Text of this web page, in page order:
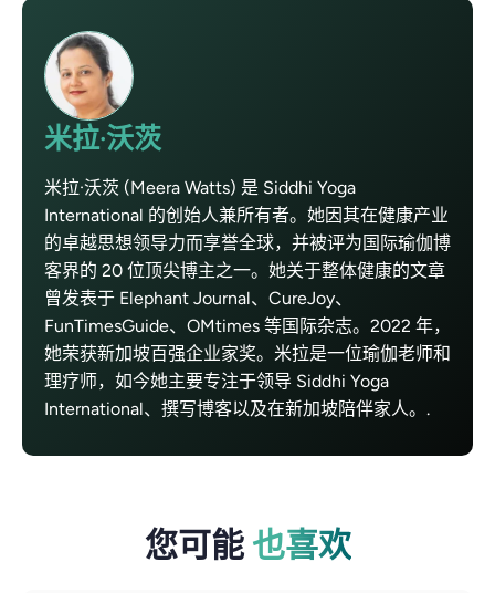
米拉·沃茨
米拉·沃茨 (Meera Watts) 是 Siddhi Yoga
International 的创始人兼所有者。她因其在健康产业
的卓越思想领导力而享誉全球，并被评为国际瑜伽博
客界的 20 位顶尖博主之一。她关于整体健康的文章
曾发表于 Elephant Journal、CureJoy、
FunTimesGuide、OMtimes 等国际杂志。2022 年，
她荣获新加坡百强企业家奖。米拉是一位瑜伽老师和
理疗师，如今她主要专注于领导 Siddhi Yoga
International、撰写博客以及在新加坡陪伴家人。.
您可能 也喜欢